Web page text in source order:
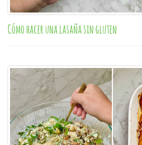
Cómo hacer una lasaña sin gluten